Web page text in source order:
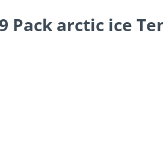
Pack arctic ice